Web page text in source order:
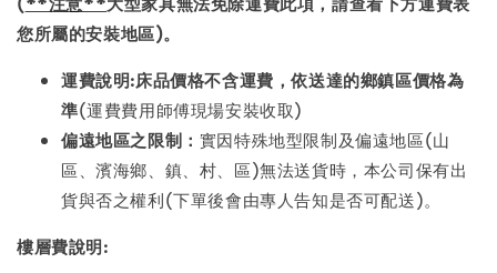
您所屬的安裝地區)。
運費說明:床品價格不含運費 ，依送達的鄉鎮區價格為
準(運費費用師傅現場安裝收取)
偏遠地區之限制： 實因特殊地型限制及偏遠地區(山
區、濱海鄉、鎮、村、區)無法送貨時，本公司保有出
貨與否之權利(下單後會由專人告知是否可配送)。
樓層費說明: